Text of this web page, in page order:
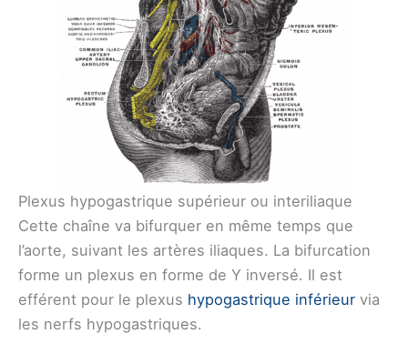
Plexus hypogastrique supérieur ou interiliaque
Cette chaîne va bifurquer en même temps que
l’aorte, suivant les artères iliaques. La bifurcation
forme un plexus en forme de Y inversé. Il est
efférent pour le plexus hypogastrique inférieur via
les nerfs hypogastriques.